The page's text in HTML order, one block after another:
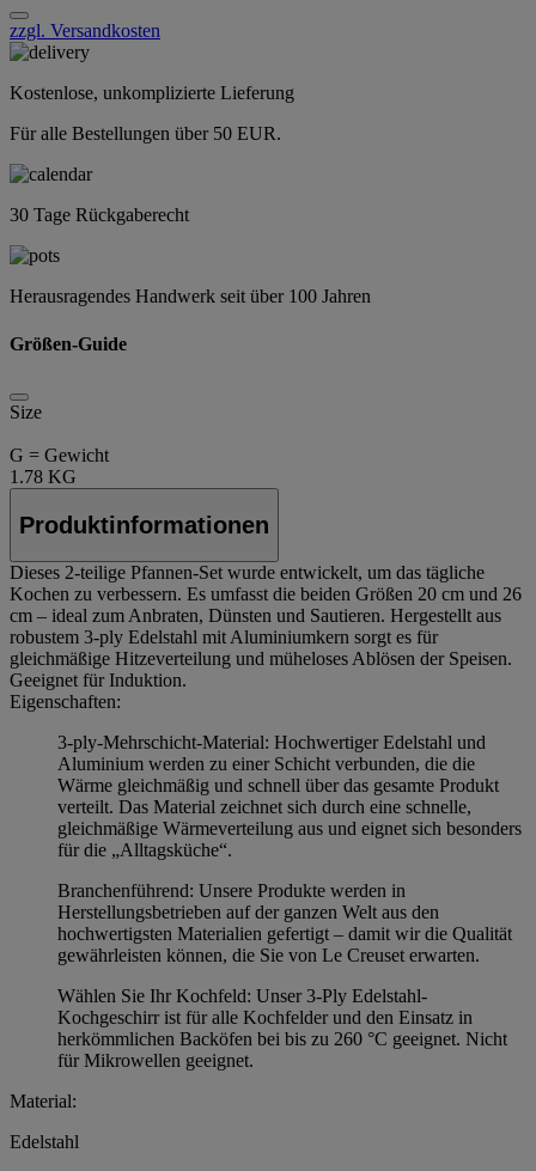
zzgl. Versandkosten
Kostenlose, unkomplizierte Lieferung
Für alle Bestellungen über 50 EUR.
30 Tage Rückgaberecht
Herausragendes Handwerk seit über 100 Jahren
Größen-Guide
Size
G = Gewicht
1.78 KG
Produktinformationen
Dieses 2-teilige Pfannen-Set wurde entwickelt, um das tägliche
Kochen zu verbessern. Es umfasst die beiden Größen 20 cm und 26
cm – ideal zum Anbraten, Dünsten und Sautieren. Hergestellt aus
robustem 3-ply Edelstahl mit Aluminiumkern sorgt es für
gleichmäßige Hitzeverteilung und müheloses Ablösen der Speisen.
Geeignet für Induktion.
Eigenschaften:
3-ply-Mehrschicht-Material: Hochwertiger Edelstahl und
Aluminium werden zu einer Schicht verbunden, die die
Wärme gleichmäßig und schnell über das gesamte Produkt
verteilt. Das Material zeichnet sich durch eine schnelle,
gleichmäßige Wärmeverteilung aus und eignet sich besonders
für die „Alltagsküche“.
Branchenführend: Unsere Produkte werden in
Herstellungsbetrieben auf der ganzen Welt aus den
hochwertigsten Materialien gefertigt – damit wir die Qualität
gewährleisten können, die Sie von Le Creuset erwarten.
Wählen Sie Ihr Kochfeld: Unser 3-Ply Edelstahl-
Kochgeschirr ist für alle Kochfelder und den Einsatz in
herkömmlichen Backöfen bei bis zu 260 °C geeignet. Nicht
für Mikrowellen geeignet.
Material:
Edelstahl